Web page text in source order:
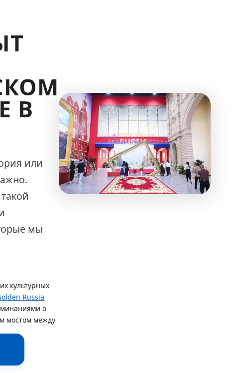
В
или
мы
культурных
Russia
о
мостом между